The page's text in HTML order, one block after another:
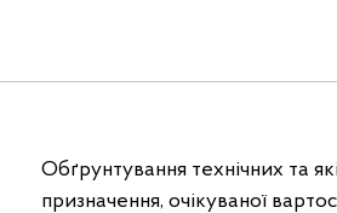
Обґрунтування технічних та
призначення, очікуваної